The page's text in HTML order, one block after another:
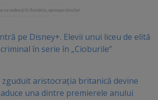
pe Disney+. Elevii unui liceu de elită
în serie în „Cioburile”
zguduit aristocrația britanică devine
una dintre premierele anului